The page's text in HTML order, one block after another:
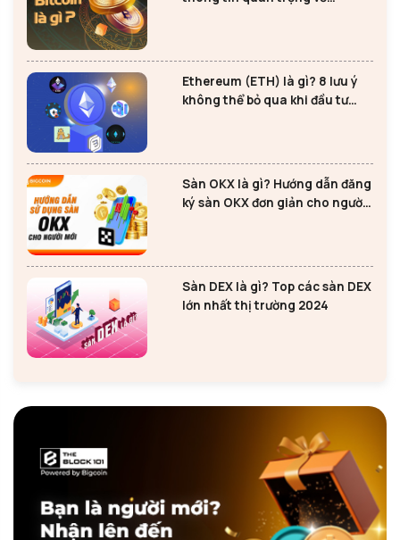
Ethereum (ETH) là gì? 8 lưu ý
không thể bỏ qua khi đầu tư
Sàn OKX là gì? Hướng dẫn đăng
ký sàn OKX đơn giản cho người
Sàn DEX là gì? Top các sàn DEX
lớn nhất thị trường 2024